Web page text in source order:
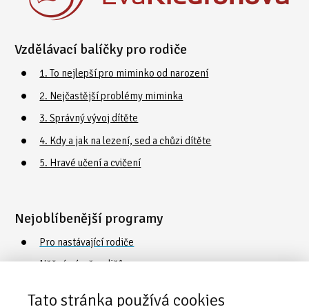
Vzdělávací balíčky pro rodiče
1. To nejlepší pro miminko od narození
2. Nejčastější problémy miminka
3. Správný vývoj dítěte
4. Kdy a jak na lezení, sed a chůzi dítěte
5. Hravé učení a cvičení
Nejoblíbenější programy
Pro nastávající rodiče
Něžná náruč rodičů
Tato stránka používá cookies